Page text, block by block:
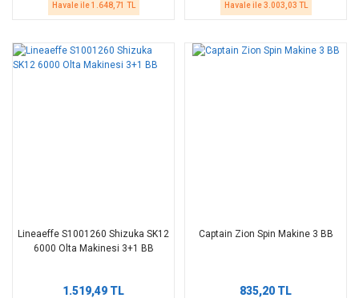
Havale ile 1.648,71 TL Havale ile 3.003,03 TL
Lineaeffe S1001260 Shizuka SK12
6000 Olta Makinesi 3+1 BB
1.519,49 TL
Captain Zion Spin Makine 3 BB
835,20 TL